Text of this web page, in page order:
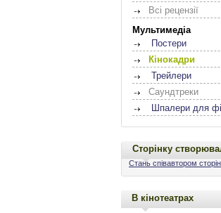
Всі рецензії
Мультимедіа
Постери
Кінокадри
Трейлери
Саундтреки
Шпалери для
Сторінку
Стань співавтором
В кінотеатрах